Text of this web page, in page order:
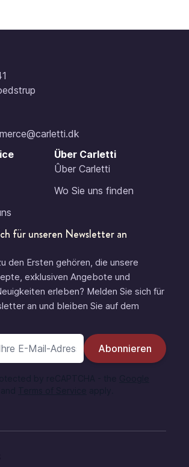
Über Carletti
Ûber Carletti
Wo Sie uns finden
für unseren Newsletter an
den Ersten gehören, die unsere
exklusiven Angebote und
erleben? Melden Sie sich für
an und bleiben Sie auf dem
E-Mail-Adresse
Abonnieren